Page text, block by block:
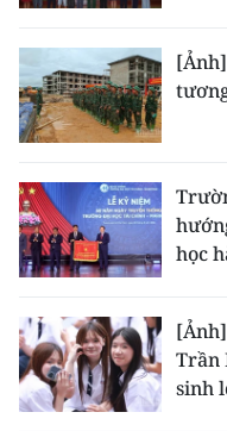
NHÂN DÂN HẰNG
MUA BÁO
ĐỌC BÁO IN
ENGLISH
中文
FRANÇAIS
học
Trần
sinh